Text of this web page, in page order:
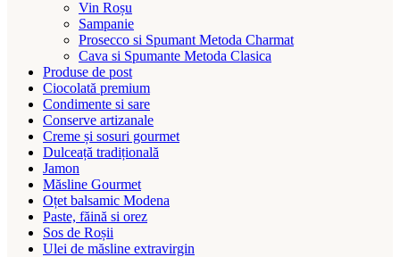
Vin Roșu
Sampanie
Prosecco si Spumant Metoda Charmat
Cava si Spumante Metoda Clasica
Produse de post
Ciocolată premium
Condimente si sare
Conserve artizanale
Creme și sosuri gourmet
Dulceață tradițională
Jamon
Măsline Gourmet
Oțet balsamic Modena
Paste, făină si orez
Sos de Roșii
Ulei de măsline extravirgin